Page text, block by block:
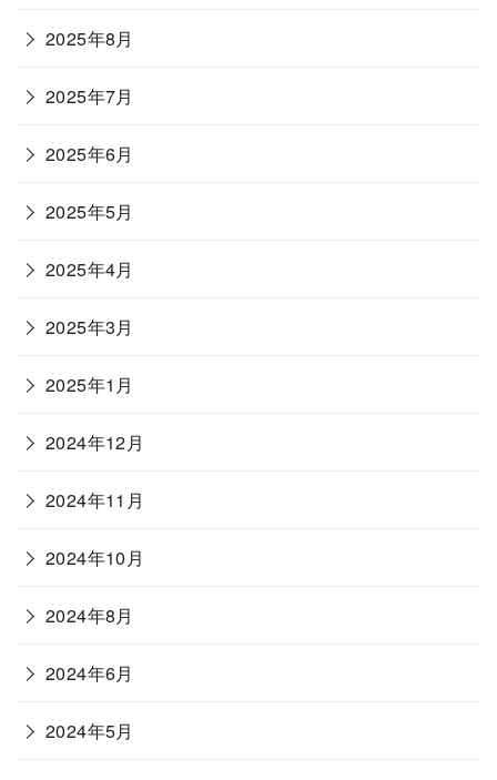
2025年8月
2025年7月
2025年6月
2025年5月
2025年4月
2025年3月
2025年1月
2024年12月
2024年11月
2024年10月
2024年8月
2024年6月
2024年5月